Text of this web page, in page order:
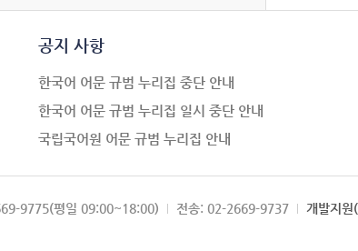
공지 사항
한국어 어문 규범 누리집 중단 안내
한국어 어문 규범 누리집 일시 중단 안내
국립국어원 어문 규범 누리집 안내
9775(평일 09:00~18:00) 전송: 02-2669-9737 개발지